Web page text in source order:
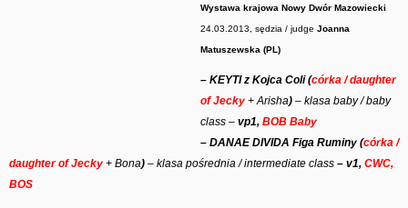
Wystawa krajowa Nowy Dwór Mazowiecki
24.03.2013, sędzia / judge Joanna
Matuszewska (PL)
– KEYTI z Kojca Coli (córka / daughter
of Jecky + Arisha) – klasa baby / baby
class – vp1, BOB Baby
– DANAE DIVIDA Figa Ruminy (córka /
daughter of Jecky + Bona) – klasa pośrednia / intermediate class – v1, CWC,
BOS